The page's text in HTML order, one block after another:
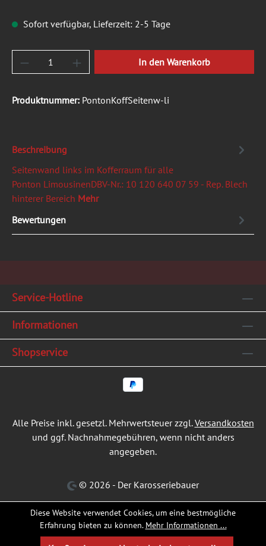
Sofort verfügbar, Lieferzeit: 2-5 Tage
Produkt Anzahl: Gib den gewünschten
In den Warenkorb
Produktnummer: PontonKoffSeitenw-li
Beschreibung
Seitenwand links im Kofferraum für alle
Ponton LimousinenDBV-Nr.: 10 120 640 07 59 - Rep. Blech
hinterer Bereich Mehr
Bewertungen
Service-Hotline
Informationen
Shopservice
Alle Preise inkl. gesetzl. Mehrwertsteuer zzgl.Versandkosten
und ggf. Nachnahmegebühren, wenn nicht anders
angegeben.
© 2026 - Der Karosseriebauer
Diese Website verwendet Cookies, um eine bestmögliche
Erfahrung bieten zu können. Mehr Informationen ...